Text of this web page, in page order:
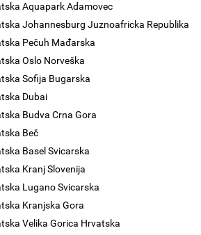
Aquapark Adamovec
Johannesburg Juznoafricka Republika
Pečuh Mađarska
Oslo Norveška
Sofija Bugarska
Dubai
Budva Crna Gora
Beč
Basel Svicarska
Kranj Slovenija
Lugano Svicarska
Kranjska Gora
Velika Gorica Hrvatska